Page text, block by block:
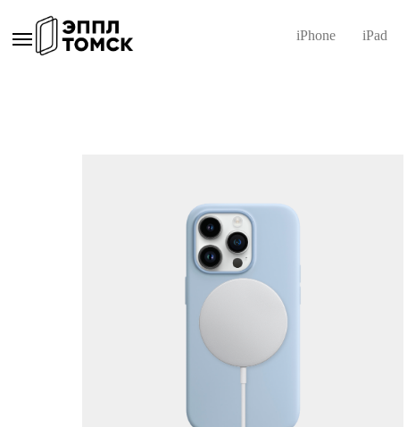
iPhone iPad